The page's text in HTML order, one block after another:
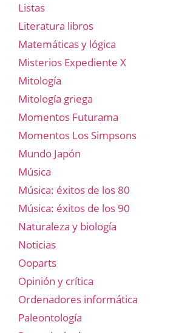
Listas
Literatura libros
Matemáticas y lógica
Misterios Expediente X
Mitología
Mitología griega
Momentos Futurama
Momentos Los Simpsons
Mundo Japón
Música
Música: éxitos de los 80
Música: éxitos de los 90
Naturaleza y biología
Noticias
Ooparts
Opinión y crítica
Ordenadores informática
Paleontología